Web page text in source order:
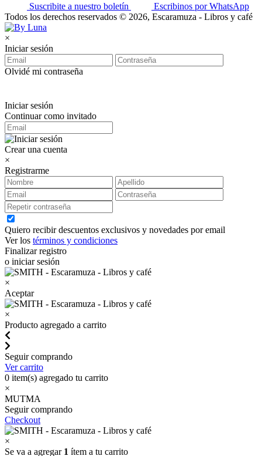
Suscribite a nuestro boletín
Escribinos por WhatsApp
Todos los derechos reservados © 2026, Escaramuza - Libros y café
×
Iniciar sesión
Olvidé mi contraseña
Iniciar sesión
Continuar como invitado
Crear una cuenta
×
Registrarme
Quiero recibir descuentos exclusivos y novedades por email
Ver los términos y condiciones
Finalizar registro
o iniciar sesión
×
Aceptar
×
Producto agregado a carrito
Seguir comprando
Ver carrito
0 item(s) agregado tu carrito
×
MUTMA
Seguir comprando
Checkout
×
Se va a agregar 1 ítem a tu carrito